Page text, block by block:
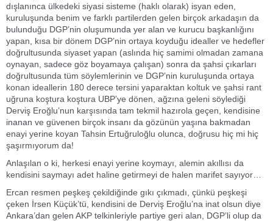
dışlanınca ülkedeki siyasi sisteme (haklı olarak) isyan eden,
kuruluşunda benim ve farklı partilerden gelen birçok arkadaşın da
bulunduğu DGP’nin oluşumunda yer alan ve kurucu başkanlığını
yapan, kısa bir dönem DGP’nin ortaya koyduğu idealler ve hedefler
doğrultusunda siyaset yapan (aslında hiç samimi olmadan zamana
oynayan, sadece göz boyamaya çalışan) sonra da şahsi çıkarları
doğrultusunda tüm söylemlerinin ve DGP’nin kuruluşunda ortaya
konan ideallerin 180 derece tersini yaparaktan koltuk ve şahsi rant
uğruna koştura koştura UBP’ye dönen, ağzına geleni söylediği
Derviş Eroğlu’nun karşısında tam tekmil hazırola geçen, kendisine
inanan ve güvenen birçok insanı da gözünün yaşına bakmadan
enayi yerine koyan Tahsin Ertuğruloğlu olunca, doğrusu hiç mi hiç
şaşırmıyorum da!
Anlaşılan o ki, herkesi enayi yerine koymayı, alemin akıllısı da
kendisini saymayı adet haline getirmeyi de halen marifet sayıyor…
Ercan resmen peşkeş çekildiğinde gıkı çıkmadı, çünkü peşkeşi
çeken İrsen Küçük’tü, kendisini de Derviş Eroğlu’na inat olsun diye
Ankara’dan gelen AKP telkinleriyle partiye geri alan, DGP’li olup da